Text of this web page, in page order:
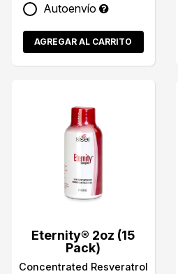
Autoenvío
AGREGAR AL CARRITO
Eternity® 2oz (15
Pack)
Concentrated Resveratrol